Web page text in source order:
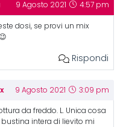
9 Agosto 2021 4:57 pm
dosi, se provi un mix
Rispondi
9 Agosto 2021 3:09 pm
da freddo. L. Unica cosa
intera di lievito mi